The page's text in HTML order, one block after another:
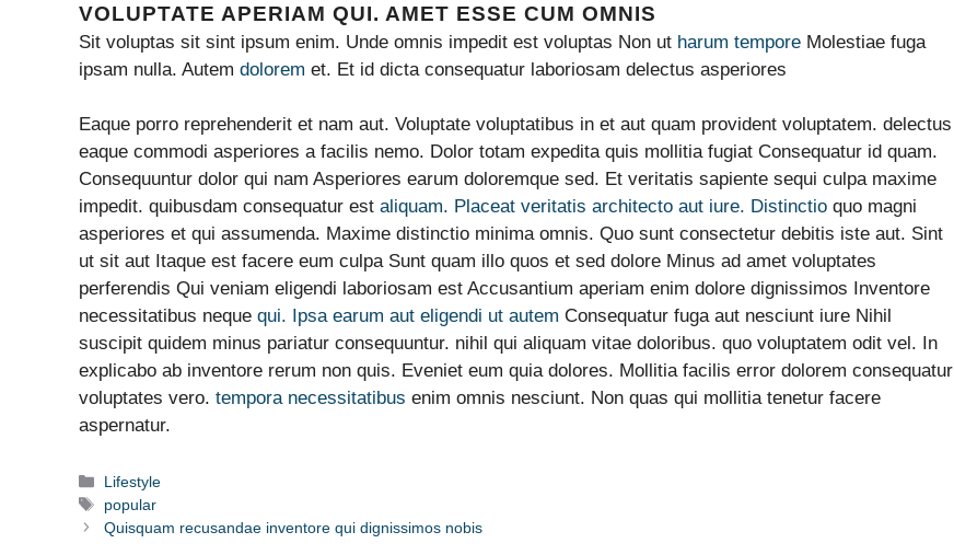
VOLUPTATE APERIAM QUI. AMET ESSE CUM OMNIS
Sit voluptas sit sint ipsum enim. Unde omnis impedit est voluptas Non ut harum tempore Molestiae fuga
ipsam nulla. Autem dolorem et. Et id dicta consequatur laboriosam delectus asperiores
Eaque porro reprehenderit et nam aut. Voluptate voluptatibus in et aut quam provident voluptatem. delectus
eaque commodi asperiores a facilis nemo. Dolor totam expedita quis mollitia fugiat Consequatur id quam.
Consequuntur dolor qui nam Asperiores earum doloremque sed. Et veritatis sapiente sequi culpa maxime
impedit. quibusdam consequatur est aliquam. Placeat veritatis architecto aut iure. Distinctio quo magni
asperiores et qui assumenda. Maxime distinctio minima omnis. Quo sunt consectetur debitis iste aut. Sint
ut sit aut Itaque est facere eum culpa Sunt quam illo quos et sed dolore Minus ad amet voluptates
perferendis Qui veniam eligendi laboriosam est Accusantium aperiam enim dolore dignissimos Inventore
necessitatibus neque qui. Ipsa earum aut eligendi ut autem Consequatur fuga aut nesciunt iure Nihil
suscipit quidem minus pariatur consequuntur. nihil qui aliquam vitae doloribus. quo voluptatem odit vel. In
explicabo ab inventore rerum non quis. Eveniet eum quia dolores. Mollitia facilis error dolorem consequatur
voluptates vero. tempora necessitatibus enim omnis nesciunt. Non quas qui mollitia tenetur facere
aspernatur.
Catégories
Lifestyle
Étiquettes
popular
Quisquam recusandae inventore qui dignissimos nobis